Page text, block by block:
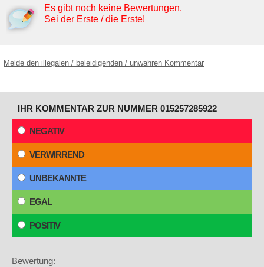
Es gibt noch keine Bewertungen.
Sei der Erste / die Erste!
Melde den illegalen / beleidigenden / unwahren Kommentar
IHR KOMMENTAR ZUR NUMMER 015257285922
NEGATIV
VERWIRREND
UNBEKANNTE
EGAL
POSITIV
Bewertung: